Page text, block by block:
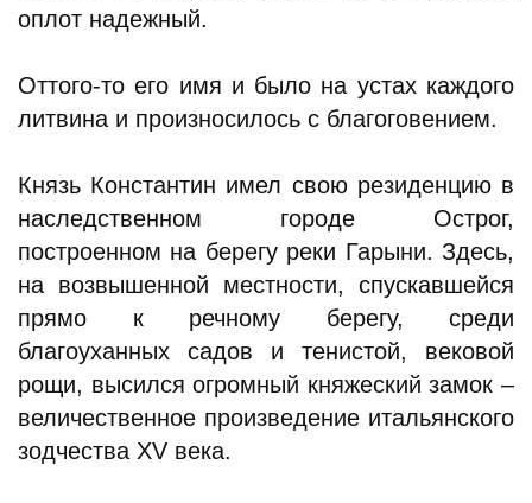
оплот надежный.
Оттого-то его имя и было на устах каждого
литвина и произносилось с благоговением.
Князь Константин имел свою резиденцию в
наследственном городе Острог,
построенном на берегу реки Гарыни. Здесь,
на возвышенной местности, спускавшейся
прямо к речному берегу, среди
благоуханных садов и тенистой, вековой
рощи, высился огромный княжеский замок –
величественное произведение итальянского
зодчества XV века.